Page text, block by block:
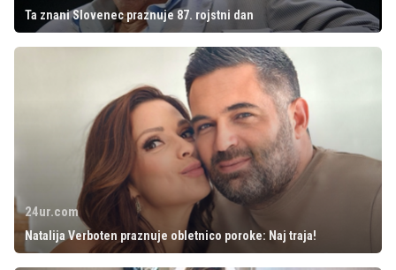
Ta znani Slovenec praznuje 87. rojstni dan
24ur.com
Natalija Verboten praznuje obletnico poroke: Naj traja!